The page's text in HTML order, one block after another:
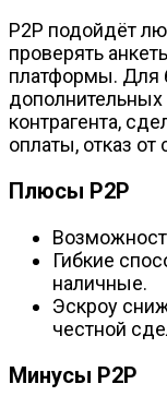
P2P подойдёт
проверять
платформы. Для
контрагента,
оплаты, отказ
Плюсы P2P
Гибкие
наличные.
Эскроу
честной
Минусы P2P